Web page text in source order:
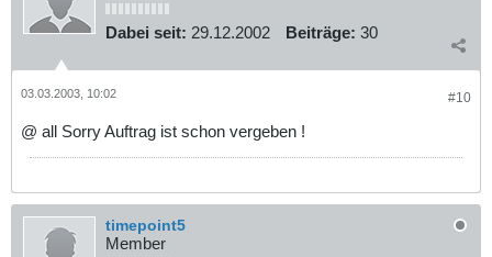
Dabei seit: 29.12.2002 Beiträge: 30
#10
03.03.2003, 10:02
@ all Sorry Auftrag ist schon vergeben !
timepoint5
Member